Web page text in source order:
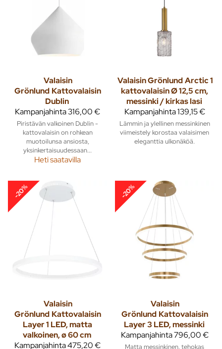
Valaisin
Grönlund Kattovalaisin
Dublin
Kampanjahinta316,00 €
Piristävän valkoinen Dublin -
kattovalaisin on rohkean
muotoilunsa ansiosta,
yksinkertaisuudessaan...
Heti saatavilla
Valaisin Grönlund Arctic 1
kattovalaisin Ø 12,5 cm,
messinki / kirkas lasi
Kampanjahinta139,15 €
Lämmin ja ylellinen messinkinen
viimeistely korostaa valaisimen
eleganttia ulkonäköä.
-20%
Valaisin
Grönlund Kattovalaisin
Layer 1 LED, matta
valkoinen, ø 60 cm
Kampanjahinta475,20 €
-20%
Valaisin
Grönlund Kattovalaisin
Layer 3 LED, messinki
Kampanjahinta796,00 €
Matta messinkinen, tehokas